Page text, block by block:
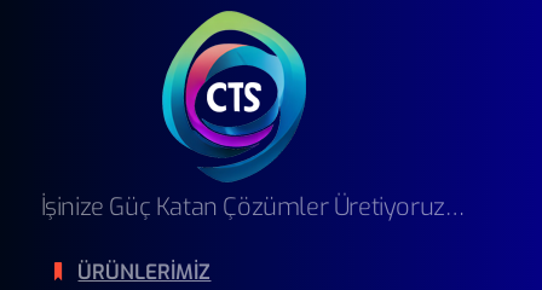
İşinize Güç Katan Çözümler Üretiyoruz…
ÜRÜNLERİMİZ